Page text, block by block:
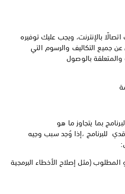
اتصالًا بالإنترنت، ويجب عليك توفيره
جميع التكاليف والرسوم التي
بالوصول
بما يتجاوز ما هو
للبرنامج ،إذا وُجد سبب وجيه
المطلوب (مثل إصلاح الأخطاء البرمجية